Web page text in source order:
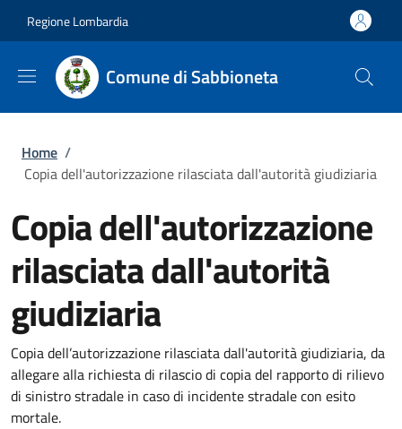
Regione Lombardia
Comune di Sabbioneta
Briciole di pane
Home /
Copia dell'autorizzazione rilasciata dall'autorità giudiziaria
Copia dell'autorizzazione
rilasciata dall'autorità
giudiziaria
Copia dell’autorizzazione rilasciata dall'autorità giudiziaria, da
allegare alla richiesta di rilascio di copia del rapporto di rilievo
di sinistro stradale in caso di incidente stradale con esito
mortale.